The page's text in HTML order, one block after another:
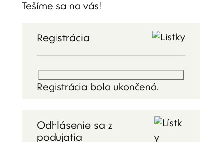
Tešíme sa na vás!
Registrácia
Registrácia bola ukončená.
Odhlásenie sa z
podujatia